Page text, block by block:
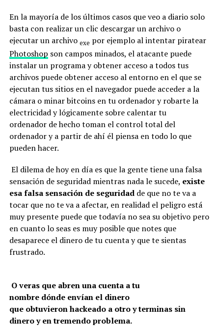
En la mayoría de los últimos casos que veo a diario solo
basta con realizar un clic descargar un archivo o
ejecutar un archivo exe por ejemplo al intentar piratear
Photoshop son campos minados, el atacante puede
instalar un programa y obtener acceso a todos tus
archivos puede obtener acceso al entorno en el que se
ejecutan tus sitios en el navegador puede acceder a la
cámara o minar bitcoins en tu ordenador y robarte la
electricidad y lógicamente sobre calentar tu
ordenador de hecho toman el control total del
ordenador y a partir de ahí él piensa en todo lo que
pueden hacer.
El dilema de hoy en día es que la gente tiene una falsa
sensación de seguridad mientras nada le sucede, existe
esa falsa sensación de seguridadde que no te va a
tocar que no te va a afectar, en realidad el peligro está
muy presente puede que todavía no sea su objetivo pero
en cuanto lo seas es muy posible que notes que
desaparece el dinero de tu cuenta y que te sientas
frustrado.
O veras que abren una cuenta a tu
nombre dónde envían el dinero
que obtuvieron hackeado a otro y terminas sin
dinero y en tremendo problema.